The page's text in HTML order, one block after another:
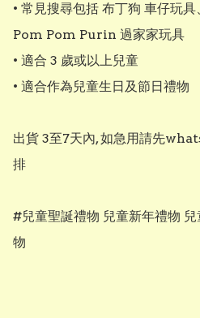
• 常見搜尋包括 布丁狗 車仔玩
Pom Pom Purin 過家家玩具
• 適合 3 歲或以上兒童
• 適合作為兒童生日及節日禮物
出貨 3至7天內, 如急用請先
排
#兒童聖誕禮物 兒童新年禮物